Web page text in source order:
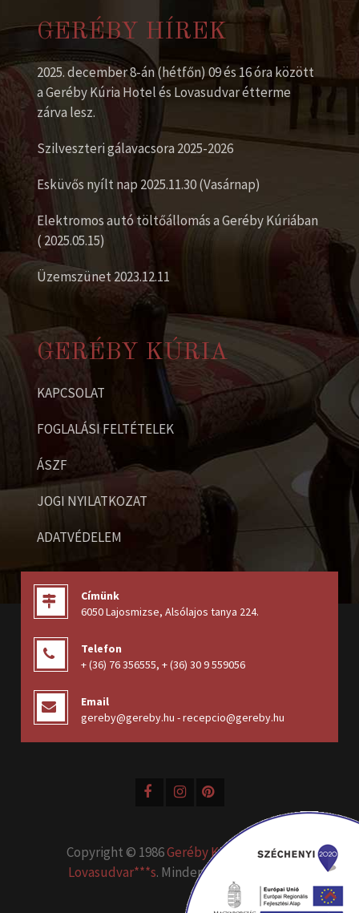
GERÉBY HÍREK
2025. december 8-án (hétfőn) 09 és 16 óra között
a Geréby Kúria Hotel és Lovasudvar étterme
zárva lesz.
Szilveszteri gálavacsora 2025-2026
Esküvős nyílt nap 2025.11.30 (Vasárnap)
Elektromos autó töltőállomás a Geréby Kúriában
( 2025.05.15)
Üzemszünet 2023.12.11
GERÉBY KÚRIA
KAPCSOLAT
FOGLALÁSI FELTÉTELEK
ÁSZF
JOGI NYILATKOZAT
ADATVÉDELEM
Címünk
6050 Lajosmizse, Alsólajos tanya 224.
Telefon
+ (36) 76 356555, + (36) 30 9 559056
Email
gereby@gereby.hu - recepcio@gereby.hu
Copyright © 1986Geréby Kúria Hotel és
Lovasudvar***s. Minden jog fenntartva.